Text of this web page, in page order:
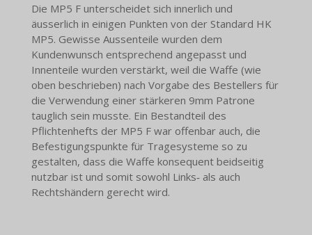
Die MP5 F unterscheidet sich innerlich und
äusserlich in einigen Punkten von der Standard HK
MP5. Gewisse Aussenteile wurden dem
Kundenwunsch entsprechend angepasst und
Innenteile wurden verstärkt, weil die Waffe (wie
oben beschrieben) nach Vorgabe des Bestellers für
die Verwendung einer stärkeren 9mm Patrone
tauglich sein musste. Ein Bestandteil des
Pflichtenhefts der MP5 F war offenbar auch, die
Befestigungspunkte für Tragesysteme so zu
gestalten, dass die Waffe konsequent beidseitig
nutzbar ist und somit sowohl Links‑ als auch
Rechtshändern gerecht wird.